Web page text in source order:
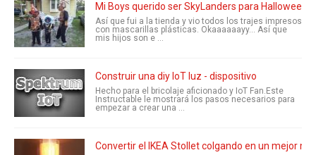
Mi Boys querido ser SkyLanders para Halloween
Así que fui a la tienda y vio todos los trajes impresos
con mascarillas plásticas. Okaaaaaayy... Así que
mis hijos son e ...
Construir una diy IoT luz - dispositivo
Hecho para el bricolaje aficionado y IoT Fan.Este
Instructable le mostrará los pasos necesarios para
empezar a crear una ...
Convertir el IKEA Stollet colgando en un mejor